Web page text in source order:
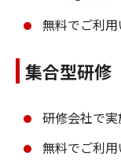
無料でご利用
集合型研修
研修会社で実
無料でご利用